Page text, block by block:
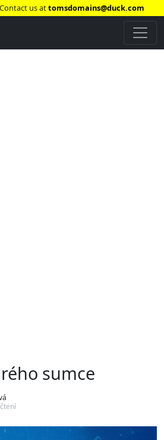
us attomsdomains@duck.com
sumce